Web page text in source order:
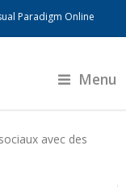
Paradigm Online
Menu
avec des